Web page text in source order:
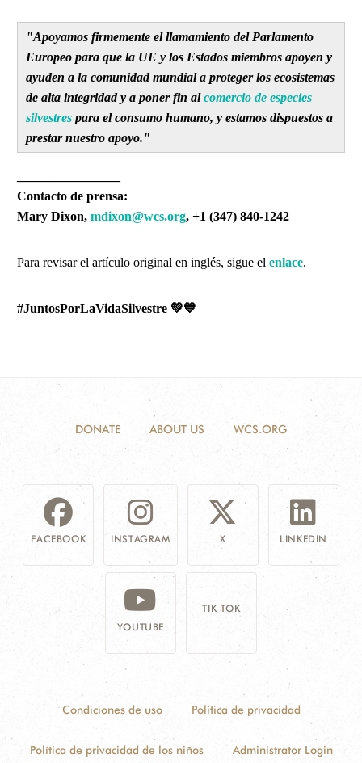
"Apoyamos firmemente el llamamiento del Parlamento
Europeo para que la UE y los Estados miembros apoyen y
ayuden a la comunidad mundial a proteger los ecosistemas
de alta integridad y a poner fin alcomercio de especies
silvestres para el consumo humano, y estamos dispuestos a
prestar nuestro apoyo."
Contacto de prensa:
Mary Dixon, mdixon@wcs.org, +1 (347) 840-1242
Para revisar el artículo original en inglés, sigue el enlace.
#JuntosPorLaVidaSilvestre 💚💙
DONATE ABOUT US WCS.ORG
FACEBOOK INSTAGRAM X LINKEDIN
YOUTUBE
TIK TOK
Condiciones de uso Política de privacidad
Política de privacidad de los niños Administrator Login